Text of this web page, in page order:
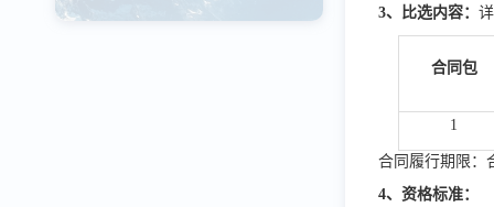
3、
比选内容：
合同包
1
合同履行期限：
4、资格标准：